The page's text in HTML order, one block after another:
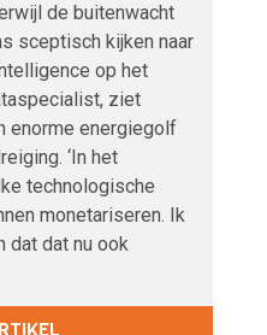
de buitenwacht
sceptisch kijken naar
op het
ziet
enorme energiegolf
‘In het
technologische
monetariseren. Ik
dat dat nu ook